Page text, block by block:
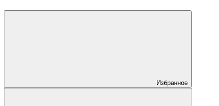
Избранное